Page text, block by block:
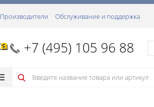
Производители Обслуживание и поддержка
+7 (495) 105 96 88